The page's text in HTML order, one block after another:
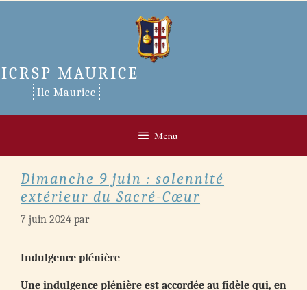
ICRSP MAURICE
Ile Maurice
Menu
Dimanche 9 juin : solennité
extérieur du Sacré-Cœur
7 juin 2024 par
Indulgence plénière
Une indulgence plénière est accordée au fidèle qui, en